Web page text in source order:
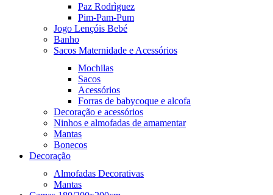
Paz Rodrìguez
Pim-Pam-Pum
Jogo Lençóis Bebé
Banho
Sacos Maternidade e Acessórios
Mochilas
Sacos
Acessórios
Forras de babycoque e alcofa
Decoração e acessórios
Ninhos e almofadas de amamentar
Mantas
Bonecos
Decoração
Almofadas Decorativas
Mantas